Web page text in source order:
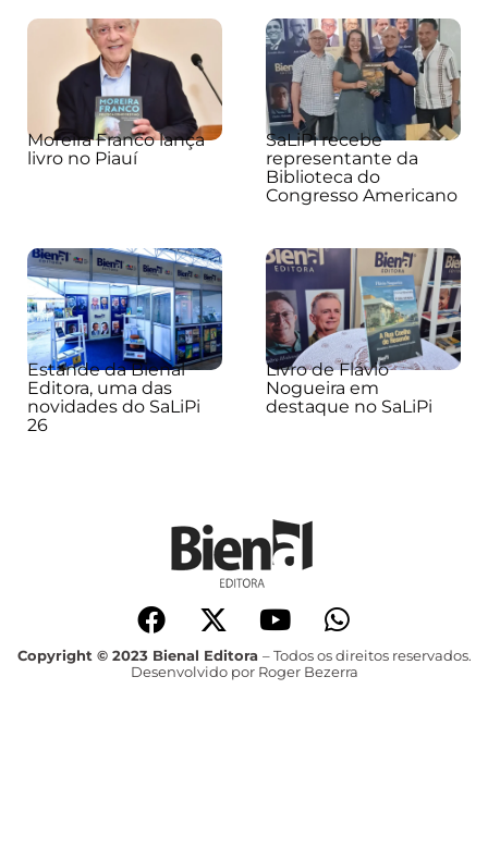
Moreira Franco lança
livro no Piauí
SaLiPi recebe
representante da
Biblioteca do
Congresso Americano
Estande da Bienal
Editora, uma das
novidades do SaLiPi
26
Livro de Flávio
Nogueira em
destaque no SaLiPi
Copyright © 2023 Bienal Editora – Todos os direitos reservados.
Desenvolvido por Roger Bezerra